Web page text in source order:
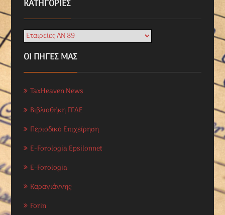
KΑΤΗΓΟΡΊΕΣ
ΟΙ ΠΗΓΕΣ ΜΑΣ
TaxHeaven News
Βιβλιοθήκη ΓΓΔΕ
Περιοδικό Επιχείρηση
E-Forologia Epsilonnet
E-Forologia
Καραγιάννης
Forin